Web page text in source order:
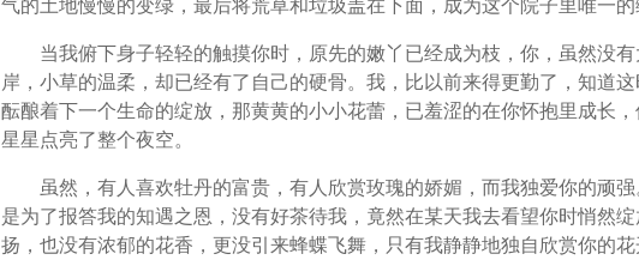
气的土地慢慢的变绿，最后将荒草和垃圾盖在下面，成为这个院子里唯一
当我俯下身子轻轻的触摸你时，原先的嫩丫已经成为枝，你，虽然没
岸，小草的温柔，却已经有了自己的硬骨。我，比以前来得更勤了，知道
酝酿着下一个生命的绽放，那黄黄的小小花蕾，已羞涩的在你怀抱里成长
星星点亮了整个夜空。
虽然，有人喜欢牡丹的富贵，有人欣赏玫瑰的娇媚，而我独爱你的顽
是为了报答我的知遇之恩，没有好茶待我，竟然在某天我去看望你时悄然
扬，也没有浓郁的花香，更没引来蜂蝶飞舞，只有我静静地独自欣赏你的